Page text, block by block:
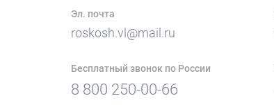
Эл. почта
roskosh.vl@mail.ru
Бесплатный звонок по России
8 800 250-00-66